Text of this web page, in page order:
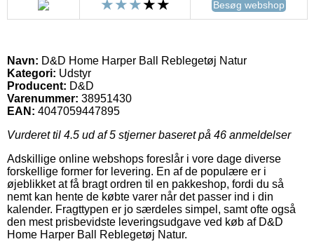
Besøg webshop
Navn: D&D Home Harper Ball Reblegetøj Natur
Kategori: Udstyr
Producent: D&D
Varenummer: 38951430
EAN: 4047059447895
Vurderet til 4.5 ud af 5 stjerner baseret på 46 anmeldelser
Adskillige online webshops foreslår i vore dage diverse
forskellige former for levering. En af de populære er i
øjeblikket at få bragt ordren til en pakkeshop, fordi du så
nemt kan hente de købte varer når det passer ind i din
kalender. Fragttypen er jo særdeles simpel, samt ofte også
den mest prisbevidste leveringsudgave ved køb af D&D
Home Harper Ball Reblegetøj Natur.